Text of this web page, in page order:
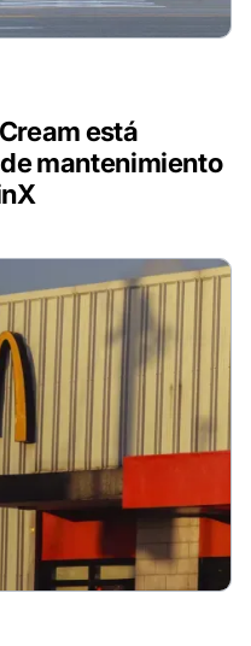
está
mantenimiento